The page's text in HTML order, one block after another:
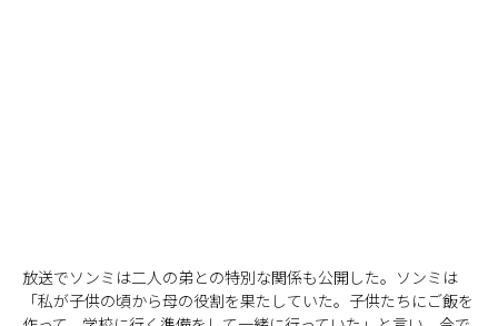
放送でソンミは二人の弟との特別な関係も公開した。ソンミは
「私が子供の頃から母の役割を果たしていた。子供たちにご飯を